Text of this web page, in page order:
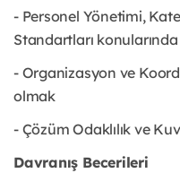
- Personel Yönetimi,
Standartları
- Organizasyon ve
olmak
- Çözüm Odaklılık ve
Davranış Becerileri